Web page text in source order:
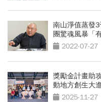
南山淨值蒸發
團驚魂風暴「
2022-07-27
獎勵金計畫助
動地方創生大
2025-11-27